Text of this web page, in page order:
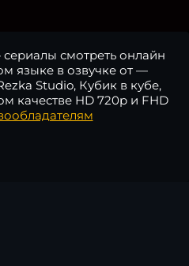
смотреть онлайн
языке в озвучке от —
Studio, Кубик в кубе,
качестве HD 720p и FHD